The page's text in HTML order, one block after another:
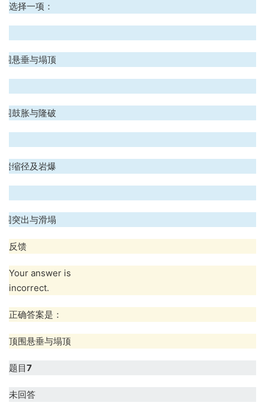
选择一项：
围悬垂与塌顶
围鼓胀与隆破
岩缩径及岩爆
围突出与滑塌
反馈
Your answer is
incorrect.
正确答案是：
顶围悬垂与塌顶
题目7
未回答